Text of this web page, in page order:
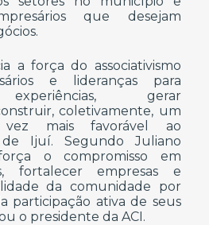
que desejam
a força do associativismo
e lideranças para
gerar
coletivamente, um
mais favorável ao
de Ijuí. Segundo Juliano
o compromisso em
fortalecer empresas e
da comunidade por
participação ativa de seus
o presidente da ACI.